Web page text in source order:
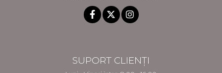
SUPORT CLIENȚI